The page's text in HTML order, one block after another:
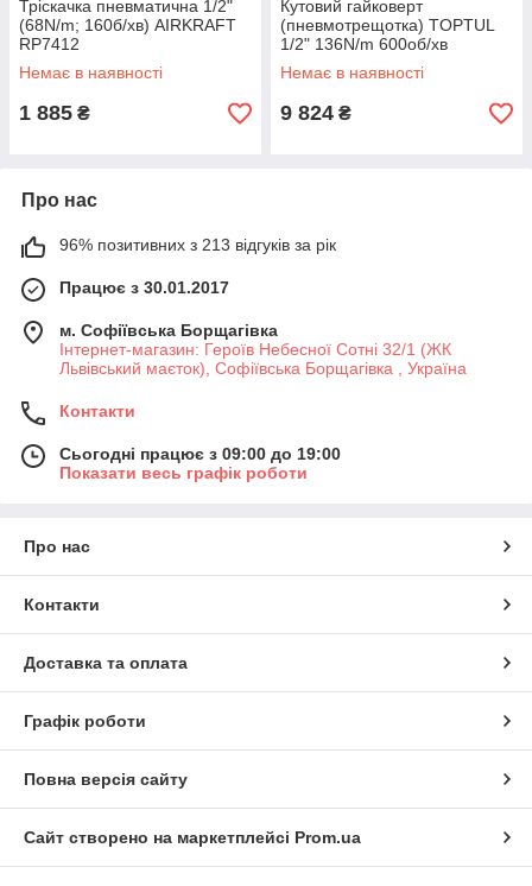
Тріскачка пневматична 1/2"
(68N/m; 160б/хв) AIRKRAFT
RP7412
Немає в наявності
1 885 ₴
Кутовий гайковерт
(пневмотрещотка) TOPTUL
1/2" 136N/m 600об/хв
KAAL1610
Немає в наявності
9 824 ₴
Про нас
96% позитивних з 213 відгуків за рік
Працює з 30.01.2017
м. Софіївська Борщагівка
Інтернет-магазин: Героїв Небесної Сотні 32/1 (ЖК
Львівський маєток), Софіївська Борщагівка , Україна
Контакти
Сьогодні працює з 09:00 до 19:00
Показати весь графік роботи
Про нас
Контакти
Доставка та оплата
Графік роботи
Повна версія сайту
Сайт створено на маркетплейсі Prom.ua